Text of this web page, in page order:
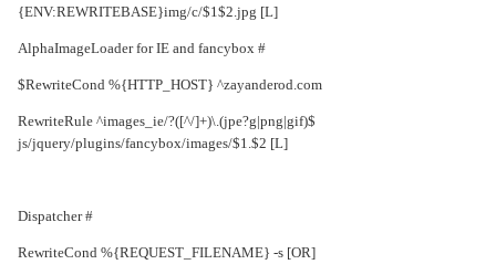
{ENV:REWRITEBASE}img/c/$1$2.jpg [L]
# AlphaImageLoader for IE and fancybox
RewriteCond %{HTTP_HOST} ^zayanderod.com$
RewriteRule ^images_ie/?([^/]+)\.(jpe?g|png|gif)$
js/jquery/plugins/fancybox/images/$1.$2 [L]
# Dispatcher
RewriteCond %{REQUEST_FILENAME} -s [OR]